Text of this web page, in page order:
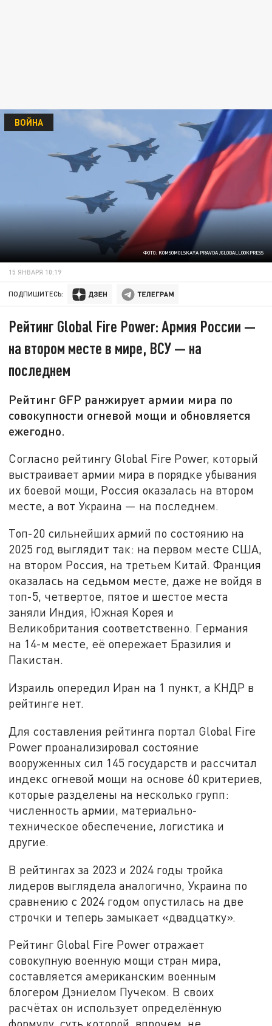
ФОТО: KOMSOMOLSKAYA PRAVDA /GLOBALLOOKPRESS
ВОЙНА
15 ЯНВАРЯ 10:19
ПОДПИШИТЕСЬ:
Рейтинг Global Fire Power: Армия России —
на втором месте в мире, ВСУ — на
последнем
Рейтинг GFP ранжирует армии мира по
совокупности огневой мощи и обновляется
ежегодно.
Согласно рейтингу Global Fire Power, который
выстраивает армии мира в порядке убывания
их боевой мощи, Россия оказалась на втором
месте, а вот Украина — на последнем.
Топ-20 сильнейших армий по состоянию на
2025 год выглядит так: на первом месте США,
на втором Россия, на третьем Китай. Франция
оказалась на седьмом месте, даже не войдя в
топ-5, четвертое, пятое и шестое места
заняли Индия, Южная Корея и
Великобритания соответственно. Германия
на 14-м месте, её опережает Бразилия и
Пакистан.
Израиль опередил Иран на 1 пункт, а КНДР в
рейтинге нет.
Для составления рейтинга портал Global Fire
Power проанализировал состояние
вооруженных сил 145 государств и рассчитал
индекс огневой мощи на основе 60 критериев,
которые разделены на несколько групп:
численность армии, материально-
техническое обеспечение, логистика и
другие.
В рейтингах за 2023 и 2024 годы тройка
лидеров выглядела аналогично, Украина по
сравнению с 2024 годом опустилась на две
строчки и теперь замыкает «двадцатку».
Рейтинг Global Fire Power отражает
совокупную военную мощи стран мира,
составляется американским военным
блогером Дэниелом Пучеком. В своих
расчётах он использует определённую